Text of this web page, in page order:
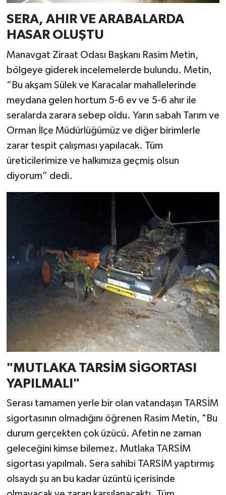
SERA, AHIR VE ARABALARDA
HASAR OLUŞTU
Manavgat Ziraat Odası Başkanı Rasim Metin,
bölgeye giderek incelemelerde bulundu. Metin,
“Bu akşam Sülek ve Karacalar mahallelerinde
meydana gelen hortum 5-6 ev ve 5-6 ahır ile
seralarda zarara sebep oldu. Yarın sabah Tarım ve
Orman İlçe Müdürlüğümüz ve diğer birimlerle
zarar tespit çalışması yapılacak. Tüm
üreticilerimize ve halkımıza geçmiş olsun
diyorum” dedi.
"MUTLAKA TARSİM SİGORTASI
YAPILMALI"
Serası tamamen yerle bir olan vatandaşın TARSİM
sigortasının olmadığını öğrenen Rasim Metin, "Bu
durum gerçekten çok üzücü. Afetin ne zaman
geleceğini kimse bilemez. Mutlaka TARSİM
sigortası yapılmalı. Sera sahibi TARSİM yaptırmış
olsaydı şu an bu kadar üzüntü içerisinde